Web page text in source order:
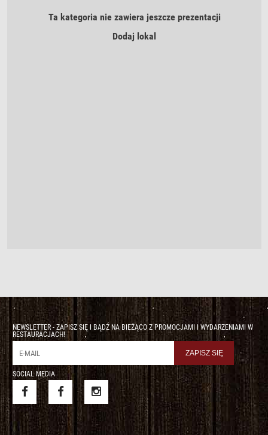
Ta kategoria nie zawiera jeszcze prezentacji
Dodaj lokal
NEWSLETTER - ZAPISZ SIĘ I BĄDŹ NA BIEŻĄCO Z PROMOCJAMI I WYDARZENIAMI W
RESTAURACJACH!
SOCIAL MEDIA